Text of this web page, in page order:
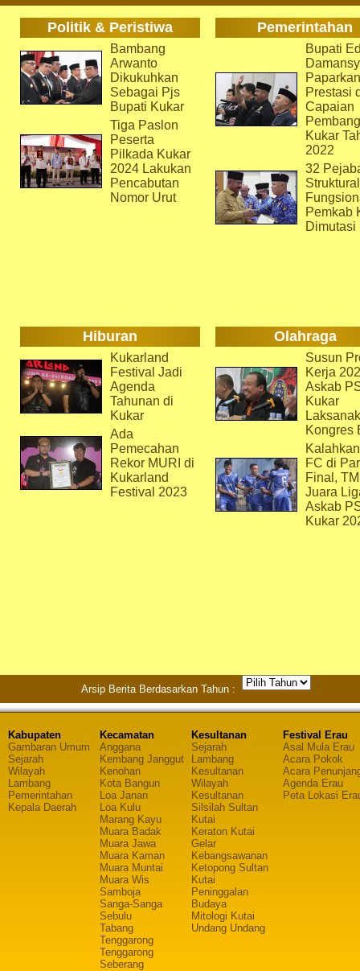
Politik & Peristiwa Pemerintahan
Bambang
Arwanto
Dikukuhkan
Sebagai Pjs
Bupati Kukar
Tiga Paslon
Peserta
Pilkada Kukar
2024 Lakukan
Pencabutan
Nomor Urut
Bupati
Paparkan
Prestasi
Capaian
Kukar
2022
32
Pemkab
Dimutasi
Hiburan Olahraga
Kukarland
Festival Jadi
Agenda
Tahunan di
Kukar
Ada
Pemecahan
Rekor MURI di
Kukarland
Festival 2023
Susun
Kerja
Askab
Kukar
Kongres
FC di
Final,
Juara
Askab
Kukar
Arsip Berita Berdasarkan Tahun :
Kabupaten
Gambaran Umum
Sejarah
Wilayah
Lambang
Pemerintahan
Kepala Daerah
Kecamatan
Anggana
Kembang Janggut
Kenohan
Kota Bangun
Loa Janan
Loa Kulu
Marang Kayu
Muara Badak
Muara Jawa
Muara Kaman
Muara Muntai
Muara Wis
Samboja
Sanga-Sanga
Sebulu
Tabang
Tenggarong
Tenggarong
Seberang
Kesultanan
Sejarah
Lambang
Kesultanan
Wilayah
Kesultanan
Silsilah Sultan
Kutai
Keraton Kutai
Gelar
Kebangsawanan
Ketopong Sultan
Kutai
Peninggalan
Budaya
Mitologi Kutai
Undang Undang
Festival Erau
Asal Mula Erau
Acara Pokok
Acara
Agenda Erau
Peta Lokasi